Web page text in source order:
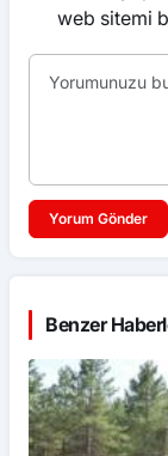
web sitemi
Yorum Gönder
Benzer